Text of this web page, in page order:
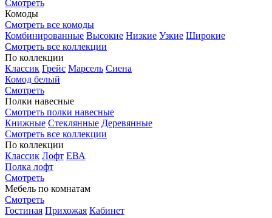
Смотреть
Комоды
Смотреть все комоды
Комбинированные Высокие Низкие Узкие Широкие
Смотреть все коллекции
По коллекции
Классик Грейс Марсель Сиена
Комод белый
Смотреть
Полки навесные
Смотреть полки навесные
Книжные Стеклянные Деревянные
Смотреть все коллекции
По коллекции
Классик Лофт ЕВА
Полка лофт
Смотреть
Мебель по комнатам
Смотреть
Гостиная Прихожая Кабинет